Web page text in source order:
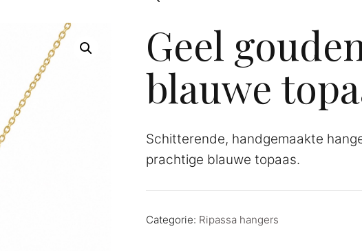
Geel
blauwe
Schitterende, handgemaakte
prachtige blauwe topaas.
Categorie: Ripassa hangers